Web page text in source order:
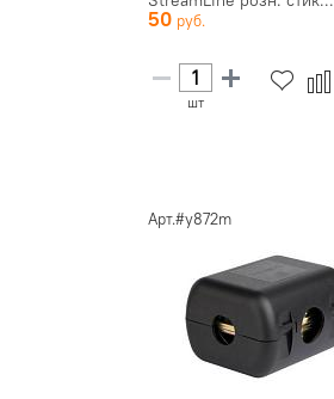
50
шт
Арт.#y872m